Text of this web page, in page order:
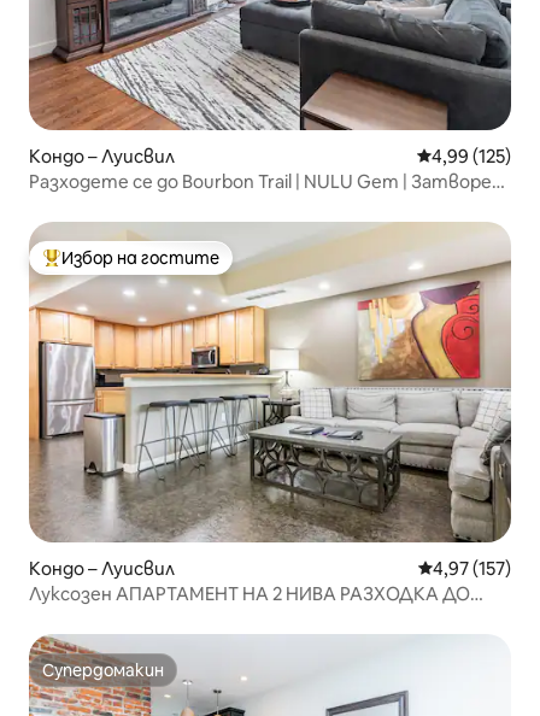
Кондо – Луисвил Средна
4,99 (125)
Разходете се до Bourbon Trail | NULU Gem | Затворен
Най-популярен избор на гостите
Избор на гостите
Кондо – Луисвил Средна
4,97 (157)
Луксозен АПАРТАМЕНТ НА 2 НИВА РАЗХОДКА ДО
Супердомакин
Супердомакин